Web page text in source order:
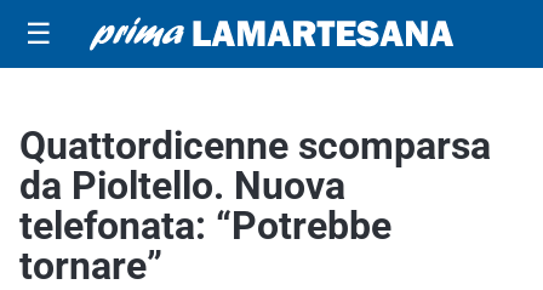
☰
Quattordicenne scomparsa
da Pioltello. Nuova
telefonata: “Potrebbe
tornare”